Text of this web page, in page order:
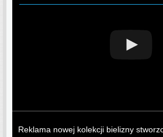
Reklama nowej kolekcji bielizny